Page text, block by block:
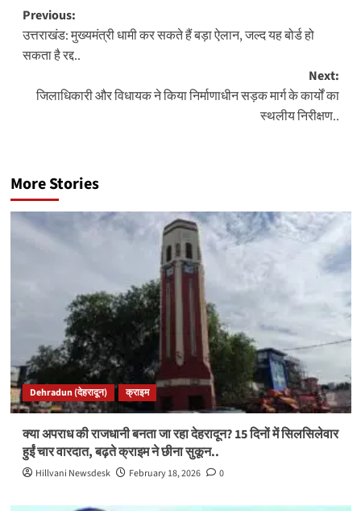
Post
navigation
Previous:
उत्तराखंड: मुख्यमंत्री धामी कर सकते हैं बड़ा ऐलान, जल्द यह बोर्ड हो
सकता है रद्द..
Next:
जिलाधिकारी और विधायक ने किया निर्माणाधीन सड़क मार्ग के कार्यों का
स्थलीय निरीक्षण..
More Stories
Dehradun (देहरादून) क्राइम
क्या अपराध की राजधानी बनता जा रहा देहरादून? 15 दिनों में सिलसिलेवार
हुईं चार वारदात, बढ़ते क्राइम ने छीना सुकून..
Hillvani Newsdesk February 18, 2026 0